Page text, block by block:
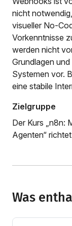
nicht
visueller No-
Vorkenntnisse
werden nicht
Grundlagen
Systemen vor.
eine stabile
Zielgruppe
Der Kurs „n8n:
Agenten“
Was